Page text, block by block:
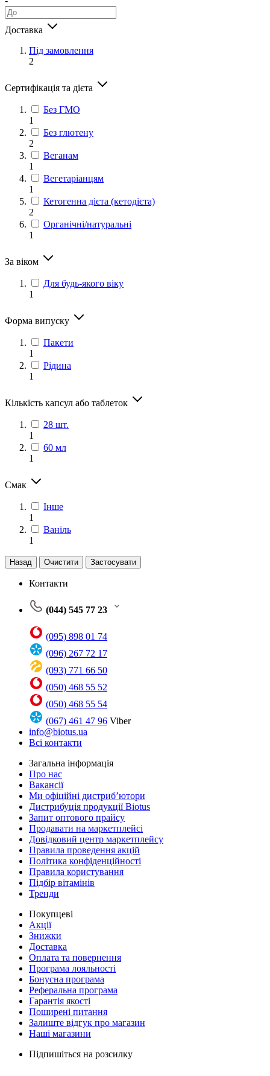
Доставка
Під замовлення
2
Сертифікація та дієта
Без ГМО
1
Без глютену
2
Веганам
1
Вегетаріанцям
1
Кетогенна дієта (кетодієта)
2
Органічні/натуральні
1
За віком
Для будь-якого віку
1
Форма випуску
Пакети
1
Рідина
1
Кількість капсул або таблеток
28 шт.
1
60 мл
1
Смак
Інше
1
Ваніль
1
Назад Очистити Застосувати
Контакти
(044) 545 77 23
(095) 898 01 74
(096) 267 72 17
(093) 771 66 50
(050) 468 55 52
(050) 468 55 54
(067) 461 47 96 Viber
info@biotus.ua
Всі контакти
Загальна інформація
Про нас
Вакансії
Ми офіційні дистриб’ютори
Дистрибуція продукції Biotus
Запит оптового прайсу
Продавати на маркетплейсі
Довідковий центр маркетплейсу
Правила проведення акцій
Політика конфіденційності
Правила користування
Підбір вітамінів
Тренди
Покупцеві
Акції
Знижки
Доставка
Оплата та повернення
Програма лояльності
Бонусна програма
Реферальна програма
Гарантія якості
Поширені питання
Залиште відгук про магазин
Наші магазини
Підпишіться на розсилку